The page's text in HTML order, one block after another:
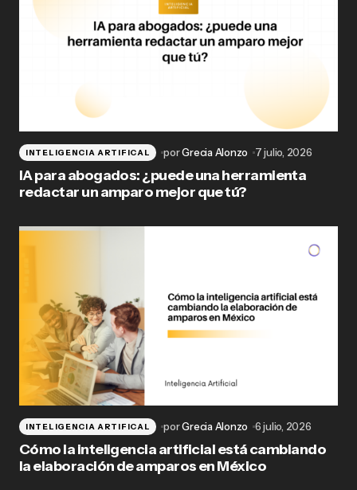
INTELIGENCIA ARTIFICAL porGrecia Alonzo 7 julio, 2026
IA para abogados: ¿puede una herramienta
redactar un amparo mejor que tú?
INTELIGENCIA ARTIFICAL porGrecia Alonzo 6 julio, 2026
Cómo la inteligencia artificial está cambiando
la elaboración de amparos en México